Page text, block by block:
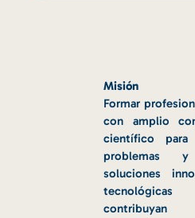
Misión
Formar
con amplio
científico para
problemas y
soluciones